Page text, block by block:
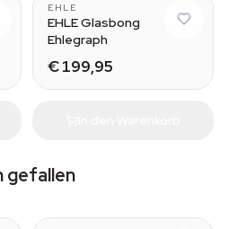
EHLE
EHLE Glasbong
Ehlegraph
€ 199,95
gefallen